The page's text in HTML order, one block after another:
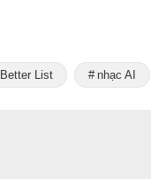
Better List nhạc AI